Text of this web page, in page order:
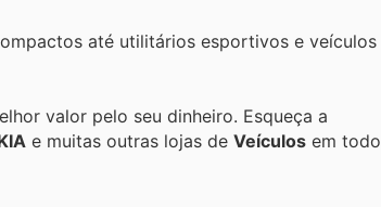
até utilitários esportivos e veículos
valor pelo seu dinheiro. Esqueça a
e muitas outras lojas de Veículos em todo